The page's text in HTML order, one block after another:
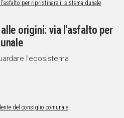
origini: via l'asfalto per
l'ecosistema